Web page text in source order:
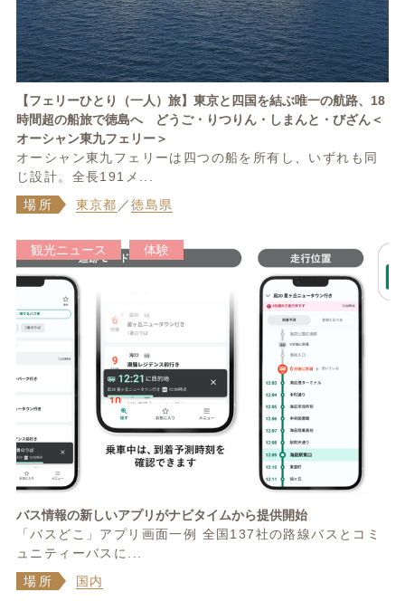
【フェリーひとり（一人）旅】東京と四国を結ぶ唯一の航路、18
時間超の船旅で徳島へ どうご・りつりん・しまんと・びざん＜
オーシャン東九フェリー＞
オーシャン東九フェリーは四つの船を所有し、いずれも同
じ設計。全長191メ...
場所
東京都 ／徳島県
観光ニュース 体験
バス情報の新しいアプリがナビタイムから提供開始
「バスどこ」アプリ画面一例 全国137社の路線バスとコミ
ュニティーバスに...
場所
国内